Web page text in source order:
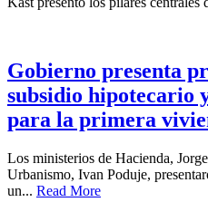
Gobierno presenta
subsidio hipotecario
para la primera
Los ministerios de Hacienda,
Urbanismo, Ivan Poduje,
un... Read More